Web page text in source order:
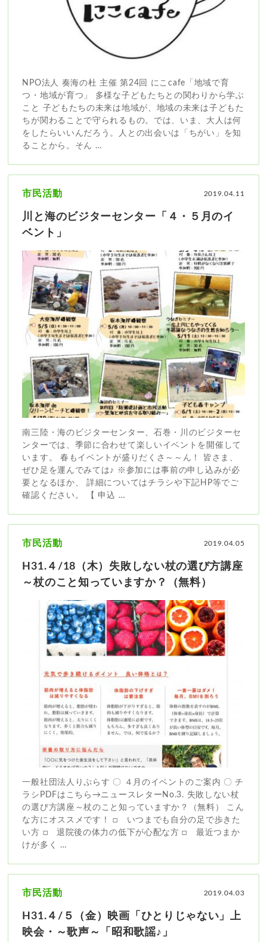
NPO法人 奏海の杜 主催 第24回 にこcafe「地域で育
つ・地域が育つ」 多様な子どもたちとの関わりから学ぶ
こと 子どもたちの未来は地域が、地域の未来は子どもた
ちが関わることで守られるもの。では、いま、大人は何
をしたらいいんだろう。人との出会いは「ちがい」を知
ることから。そん …
2019.04.11
市民活動
川と海のビジターセンター「４・５月のイ
ベント」
南三陸・海のビジターセンター、石巻・川のビジターセ
ンターでは、季節に合わせて楽しいイベントを開催して
います。 春もイベントが盛りだくさ～～ん！ 皆さま、
ぜひ足を運んでみては♪ ※参加には事前の申し込みが必
要となるほか、 詳細についてはチラシや下記HP等でご
確認ください。 【 申込 …
2019.04.05
市民活動
H31.４/18（木）失敗しない杖の選び方講座
～杖のこと知っていますか？（無料）
一般社団法人りぷらす 〇 ４月のイベントのご案内 〇 チ
ラシPDFはこちら→ニュースレターNo.3. 失敗しない杖
の選び方講座～杖のこと知っていますか？（無料） こん
な方にオススメです！ □ いつまでも自分の足で歩きた
い方 □ 退院後の体力の低下が心配な方 □ 最近つまか
けが多く …
2019.04.03
市民活動
H31.４/５（金）映画「ひとりじゃない」上
映会・～歌声～「昭和歌謡♪」